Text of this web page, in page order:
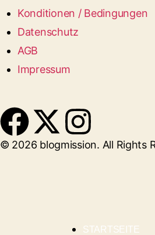
Konditionen / Bedingungen
Datenschutz
AGB
Impressum
© 2026 blogmission. All Rights
STARTSEITE